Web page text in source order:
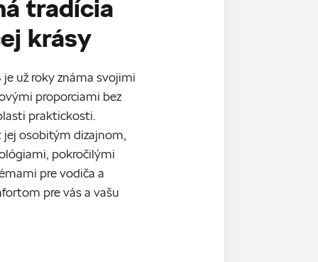
tradícia
krásy
už roky známa svojimi
proporciami bez
praktickosti.
jej osobitým dizajnom,
pokročilými
pre vodiča a
pre vás a vašu